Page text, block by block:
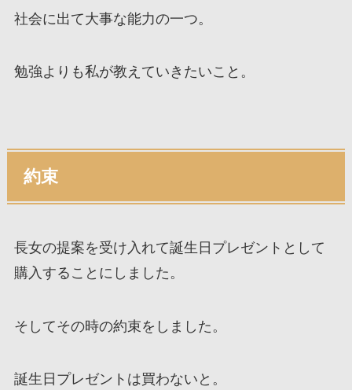
社会に出て大事な能力の一つ。
勉強よりも私が教えていきたいこと。
約束
長女の提案を受け入れて誕生日プレゼントとして
購入することにしました。
そしてその時の約束をしました。
誕生日プレゼントは買わないと。